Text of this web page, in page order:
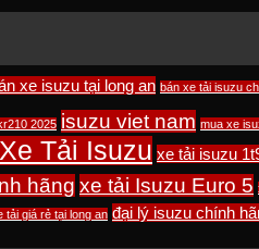
xe isuzu tại long an bán xe tải isuzu
2025 isuzu viet nam mua xe
Xe Tải Isuzu xe tải isuzu
hãng xe tải Isuzu Euro 5
tải giá rẻ tại long an đại lý isuzu chính